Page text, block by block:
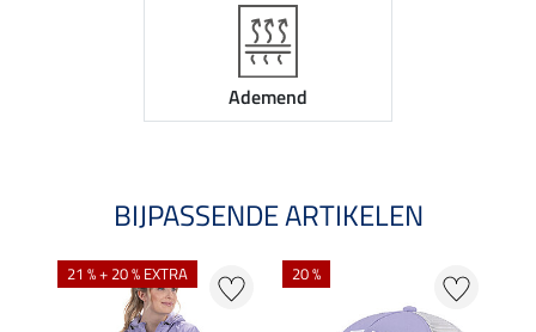
Ademend
BIJPASSENDE ARTIKELEN
21 % + 20 % EXTRA 20 %